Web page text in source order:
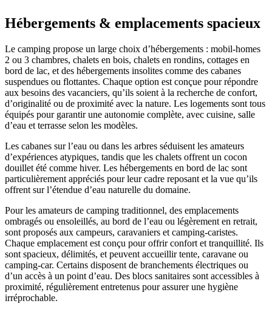
Hébergements & emplacements spacieux
Le camping propose un large choix d’hébergements : mobil‑homes
2 ou 3 chambres, chalets en bois, chalets en rondins, cottages en
bord de lac, et des hébergements insolites comme des cabanes
suspendues ou flottantes. Chaque option est conçue pour répondre
aux besoins des vacanciers, qu’ils soient à la recherche de confort,
d’originalité ou de proximité avec la nature. Les logements sont tous
équipés pour garantir une autonomie complète, avec cuisine, salle
d’eau et terrasse selon les modèles.
Les cabanes sur l’eau ou dans les arbres séduisent les amateurs
d’expériences atypiques, tandis que les chalets offrent un cocon
douillet été comme hiver. Les hébergements en bord de lac sont
particulièrement appréciés pour leur cadre reposant et la vue qu’ils
offrent sur l’étendue d’eau naturelle du domaine.
Pour les amateurs de camping traditionnel, des emplacements
ombragés ou ensoleillés, au bord de l’eau ou légèrement en retrait,
sont proposés aux campeurs, caravaniers et camping‑caristes.
Chaque emplacement est conçu pour offrir confort et tranquillité. Ils
sont spacieux, délimités, et peuvent accueillir tente, caravane ou
camping‑car. Certains disposent de branchements électriques ou
d’un accès à un point d’eau. Des blocs sanitaires sont accessibles à
proximité, régulièrement entretenus pour assurer une hygiène
irréprochable.